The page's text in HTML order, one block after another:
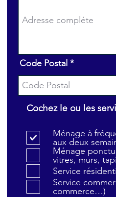
Code Postal
Cochez le ou les
Ménage à
aux deux
Ménage
vitres, murs,
Service
Service
commerce…)